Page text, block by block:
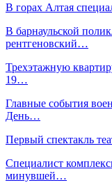
В горах Алтая
В барнаульской
рентгеновский…
Трехэтажную
19…
Главные события
День…
Первый спектакль
Специалист
минувшей…